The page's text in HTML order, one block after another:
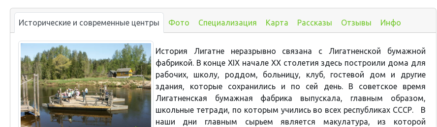
Исторические и современные центры Фото Специализация Карта Рассказы Отзывы Инфо
История Лигатне неразрывно связана с Лигатненской бумажной
фабрикой. В конце XIX начале XX столетия здесь построили дома для
рабочих, школу, роддом, больницу, клуб, гостевой дом и другие
здания, которые сохранились и по сей день. В советское время
Лигатненская бумажная фабрика выпускала, главным образом,
школьные тетради, по которым учились во всех республиках СССР. В
наши дни главным сырьем является макулатура, из которой